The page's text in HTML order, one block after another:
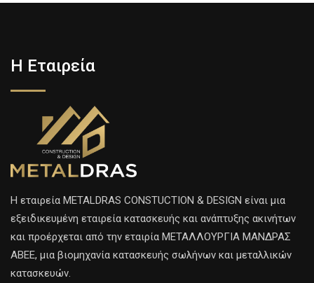
Η Εταιρεία
H εταιρεία METALDRAS CONSTUCTION & DESIGN είναι μια
εξειδικευμένη εταιρεία κατασκευής και ανάπτυξης ακινήτων
και προέρχεται από την εταιρία ΜΕΤΑΛΛΟΥΡΓΙΑ ΜΑΝΔΡΑΣ
ΑΒΕΕ, μια βιομηχανία κατασκευής σωλήνων και μεταλλικών
κατασκευών.